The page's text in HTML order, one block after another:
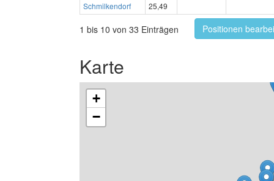
Schmilkendorf
25,49
1 bis 10 von 33 Einträgen Positionen
Karte
+
−